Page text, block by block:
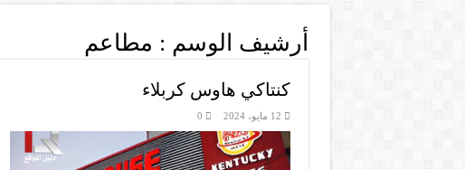
أرشيف الوسم : مطاعم
كنتاكي هاوس كربلاء
12 مايو، 2024 0